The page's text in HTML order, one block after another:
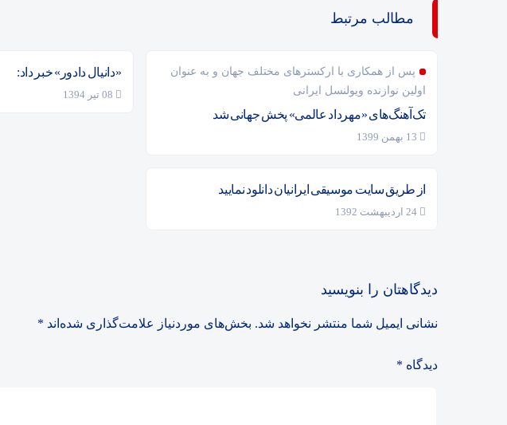
مطالب مرتبط
پس از همکاری‌ با ارکسترهای مختلف جهان و به عنوان
اولین نوازنده ویولنسل ایرانی
تک‌آهنگ‌های «مهرداد عالمی» پخش جهانی شد
«دانیال دادور» خبر داد:
از طریق سایت موسیقی ایرانیان دانلود نمایید
دیدگاهتان را بنویسید
نشانی ایمیل شما منتشر نخواهد شد. بخش‌های موردنیاز علامت‌گذاری شده‌اند *
دیدگاه *